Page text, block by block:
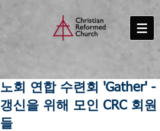
노회 연합 수련회 'Gather' -
갱신을 위해 모인 CRC 회원
들